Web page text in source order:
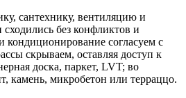
сантехнику, вентиляцию и
без конфликтов и
кондиционирование согласуем с
скрываем, оставляя доступ к
доска, паркет, LVT; во
камень, микробетон или терраццо.